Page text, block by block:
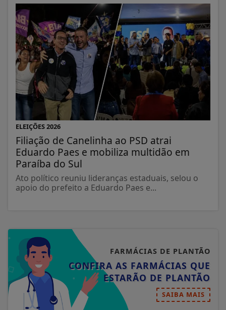
ELEIÇÕES 2026
Filiação de Canelinha ao PSD atrai
Eduardo Paes e mobiliza multidão em
Paraíba do Sul
Ato político reuniu lideranças estaduais, selou o
apoio do prefeito a Eduardo Paes e...
FARMÁCIAS DE PLANTÃO
CONFIRA AS FARMÁCIAS QUE
ESTARÃO DE PLANTÃO
SAIBA MAIS